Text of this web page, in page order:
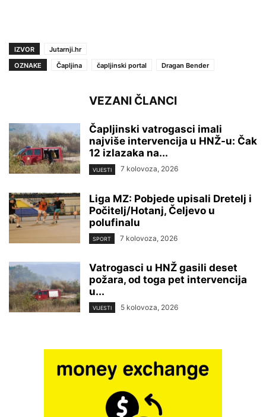
IZVOR
Jutarnji.hr
OZNAKE
Čapljina čapljinski portal Dragan Bender
VEZANI ČLANCI
Čapljinski vatrogasci imali
najviše intervencija u HNŽ-u: Čak
12 izlazaka na...
VIJESTI 7 kolovoza, 2026
Liga MZ: Pobjede upisali Dretelj i
Počitelj/Hotanj, Čeljevo u
polufinalu
SPORT 7 kolovoza, 2026
Vatrogasci u HNŽ gasili deset
požara, od toga pet intervencija
u...
VIJESTI 5 kolovoza, 2026